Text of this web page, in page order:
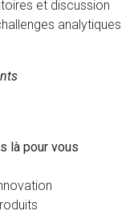
et discussion
analytiques
là pour vous